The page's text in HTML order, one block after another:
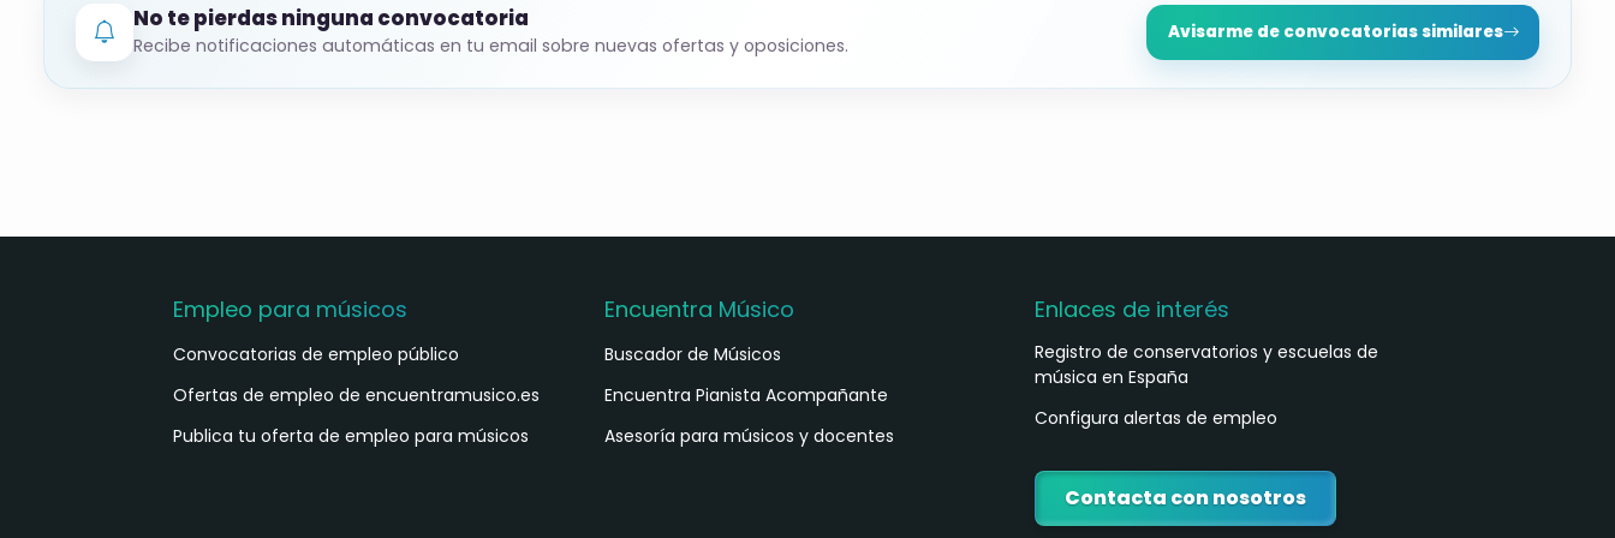
📂Funcionamiento de la bolsa de empleo
Presentación de solicitudes
Plazo: hasta el 27 de agosto de 2025, desde la publicación de la oferta en la web municipal.
No te pierdas ninguna convocatoria
Recibe notificaciones automáticas en tu email sobre nuevas ofertas y oposiciones.
Avisarme de convocatorias similares
Empleo para músicos
Convocatorias de empleo público
Ofertas de empleo de encuentramusico.es
Publica tu oferta de empleo para músicos
Encuentra Músico
Buscador de Músicos
Encuentra Pianista Acompañante
Asesoría para músicos y docentes
Enlaces de interés
Registro de conservatorios y escuelas de
música en España
Configura alertas de empleo
Contacta con nosotros